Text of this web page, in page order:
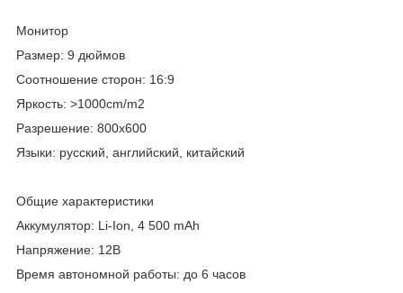
Монитор
Размер: 9 дюймов
Соотношение сторон: 16:9
Яркость: >1000cm/m2
Разрешение: 800х600
Языки: русский, английский, китайский
Общие характеристики
Аккумулятор: Li-Ion, 4 500 mAh
Напряжение: 12В
Время автономной работы: до 6 часов